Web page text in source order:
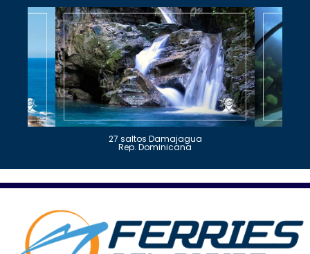
27 saltos Damajagua
Rep. Dominicana